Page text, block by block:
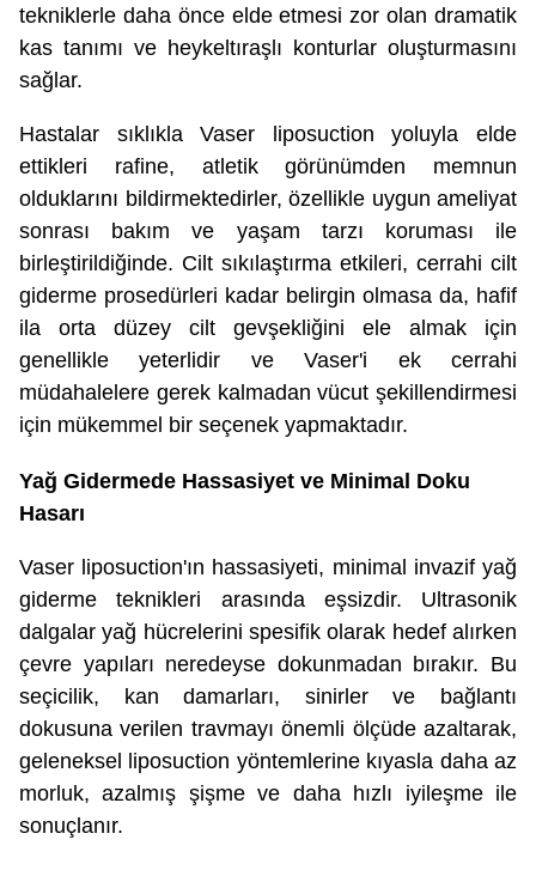
tekniklerle daha önce elde etmesi zor olan dramatik
kas tanımı ve heykeltıraşlı konturlar oluşturmasını
sağlar.
Hastalar sıklıkla Vaser liposuction yoluyla elde
ettikleri rafine, atletik görünümden memnun
olduklarını bildirmektedirler, özellikle uygun ameliyat
sonrası bakım ve yaşam tarzı koruması ile
birleştirildiğinde. Cilt sıkılaştırma etkileri, cerrahi cilt
giderme prosedürleri kadar belirgin olmasa da, hafif
ila orta düzey cilt gevşekliğini ele almak için
genellikle yeterlidir ve Vaser'i ek cerrahi
müdahalelere gerek kalmadan vücut şekillendirmesi
için mükemmel bir seçenek yapmaktadır.
Yağ Gidermede Hassasiyet ve Minimal Doku
Hasarı
Vaser liposuction'ın hassasiyeti, minimal invazif yağ
giderme teknikleri arasında eşsizdir. Ultrasonik
dalgalar yağ hücrelerini spesifik olarak hedef alırken
çevre yapıları neredeyse dokunmadan bırakır. Bu
seçicilik, kan damarları, sinirler ve bağlantı
dokusuna verilen travmayı önemli ölçüde azaltarak,
geleneksel liposuction yöntemlerine kıyasla daha az
morluk, azalmış şişme ve daha hızlı iyileşme ile
sonuçlanır.